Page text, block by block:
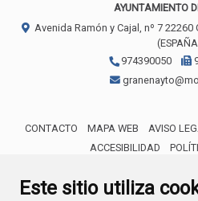
Este sitio utiliza
AYUNTAMIENTO
Avenida Ramón y Cajal, nº 7 22260
974390050
CONTACTO MAPA WEB AVISO
ACCESIBILIDAD